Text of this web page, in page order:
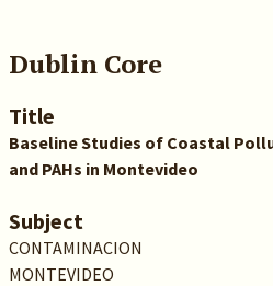
Dublin Core
Title
Baseline Studies of Coastal
and PAHs in Montevideo
Subject
CONTAMINACION
MONTEVIDEO